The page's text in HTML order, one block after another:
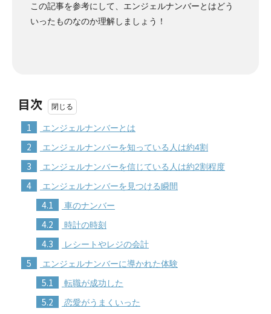
この記事を参考にして、エンジェルナンバーとはどう
いったものなのか理解しましょう！
目次
1 エンジェルナンバーとは
2 エンジェルナンバーを知っている人は約4割
3 エンジェルナンバーを信じている人は約2割程度
4 エンジェルナンバーを見つける瞬間
4.1 車のナンバー
4.2 時計の時刻
4.3 レシートやレジの会計
5 エンジェルナンバーに導かれた体験
5.1 転職が成功した
5.2 恋愛がうまくいった